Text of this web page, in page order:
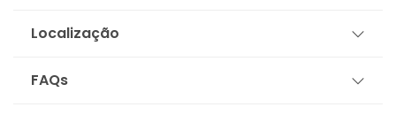
Localização
FAQs